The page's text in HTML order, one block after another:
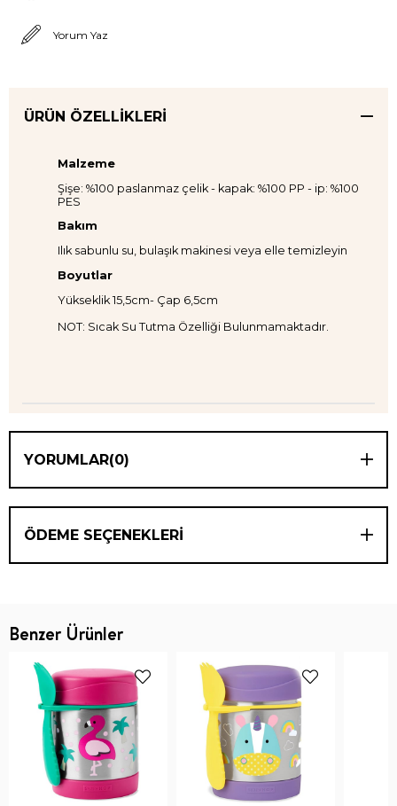
Yorum Yaz
ÜRÜN ÖZELLIKLERI
Malzeme
Şişe: %100 paslanmaz çelik - kapak: %100 PP - ip: %100
PES
Bakım
Ilık sabunlu su, bulaşık makinesi veya elle temizleyin
Boyutlar
Yükseklik 15,5cm- Çap 6,5cm
NOT: Sıcak Su Tutma Özelliği Bulunmamaktadır.
YORUMLAR(0)
ÖDEME SEÇENEKLERI
Benzer Ürünler